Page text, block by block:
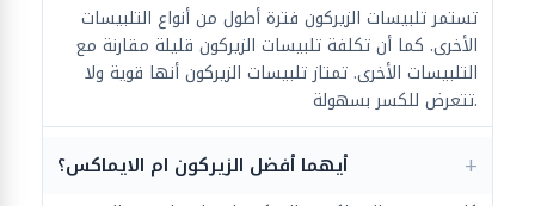
تستمر تلبيسات الزيركون فترة أطول من أنواع التلبيسات
الأخرى. كما أن تكلفة تلبيسات الزيركون قليلة مقارنة مع
التلبيسات الأخرى. تمتاز تلبيسات الزيركون أنها قوية ولا
تتعرض للكسر بسهولة.
أيهما أفضل الزيركون ام الايماكس؟